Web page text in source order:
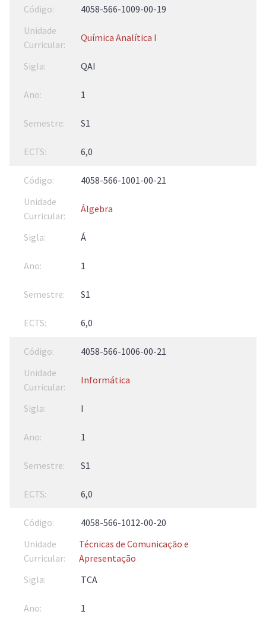
4058-566-1009-00-19
Química Analítica I
QAI
1
S1
6,0
4058-566-1001-00-21
Álgebra
Á
1
S1
6,0
4058-566-1006-00-21
Informática
I
1
S1
6,0
4058-566-1012-00-20
Técnicas de Comunicação e
Apresentação
TCA
1